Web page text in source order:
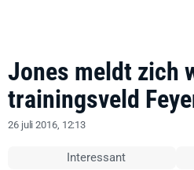
Jones meldt zich
trainingsveld
26 juli 2016, 12:13
Interessant